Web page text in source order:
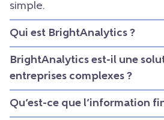
simple.
Qui est BrightAnalytics ?
BrightAnalytics est-il une
entreprises complexes ?
Qu’est-ce que l’information